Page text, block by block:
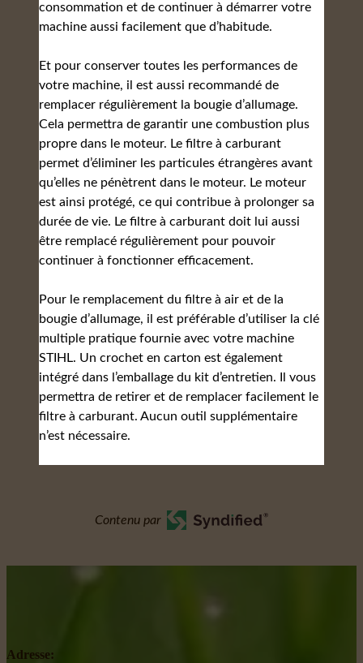
consommation et de continuer à démarrer votre
machine aussi facilement que d’habitude.
Et pour conserver toutes les performances de
votre machine, il est aussi recommandé de
remplacer régulièrement la bougie d’allumage.
Cela permettra de garantir une combustion plus
propre dans le moteur. Le filtre à carburant
permet d’éliminer les particules étrangères avant
qu’elles ne pénètrent dans le moteur. Le moteur
est ainsi protégé, ce qui contribue à prolonger sa
durée de vie. Le filtre à carburant doit lui aussi
être remplacé régulièrement pour pouvoir
continuer à fonctionner efficacement.
Pour le remplacement du filtre à air et de la
bougie d’allumage, il est préférable d’utiliser la clé
multiple pratique fournie avec votre machine
STIHL. Un crochet en carton est également
intégré dans l’emballage du kit d’entretien. Il vous
permettra de retirer et de remplacer facilement le
filtre à carburant. Aucun outil supplémentaire
n’est nécessaire.
Contenu par
Adresse: